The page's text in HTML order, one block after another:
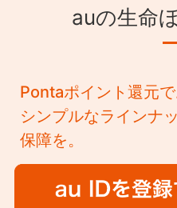
率、契約年齢により計算
す。詳細はご契約のしお
10年
契約形態
保険を申し込む方（契約者
保険者）、お支払口座やク
利用可能カード
JCB・VISA・Mastercard®
ついているクレジットカード
契約が解除され、一時金
あります。
この保険は被保険者が死
す。
がん保険を乗り換えされ
たな保険とで給付金等の
現在の保障内容が新たな
ります。保障内容につい
い。
auの生命
Pontaポイント還元で
シンプルなラインナ
保障を。